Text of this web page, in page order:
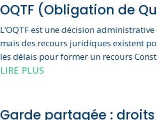
OQTF (Obligation de
L’OQTF est une décision
mais des recours juridiques existent
les délais pour former un recours
LIRE PLUS
Garde partagée :